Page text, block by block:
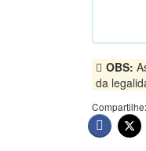
OBS:
da
Compartilhe: